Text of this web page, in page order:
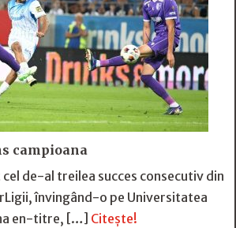
campioana
cel de-al treilea succes consecutiv din
învingând-o pe Universitatea
en-titre, […] Citește!